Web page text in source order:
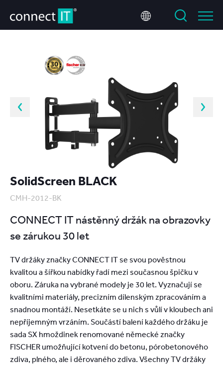
SolidScreen BLACK
CMH-2012-BK
CONNECT IT nástěnný držák na obrazovky
se zárukou 30 let
TV držáky značky CONNECT IT se svou pověstnou
kvalitou a šířkou nabídky řadí mezi současnou špičku v
oboru. Záruka na vybrané modely je 30 let. Vyznačují se
kvalitními materiály, precizním dílenským zpracováním a
snadnou montáží. Nesetkáte se u nich s vůlí v kloubech ani
nepříjemným vrzáním. Součástí balení každého držáku je
sada SX hmoždinek renomované německé značky
FISCHER umožňující kotvení do betonu, pórobetonového
zdiva, plného, ale i děrovaného zdiva. Všechny TV držáky